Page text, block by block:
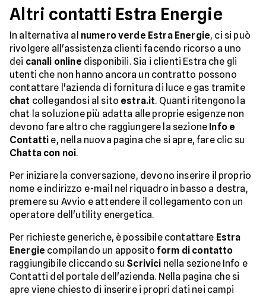
Altri contatti Estra Energie
In alternativa al numero verde Estra Energie, ci si può
rivolgere all'assistenza clienti facendo ricorso a uno
dei canali online disponibili. Sia i clienti Estra che gli
utenti che non hanno ancora un contratto possono
contattare l'azienda di fornitura di luce e gas tramite
chat collegandosi al sito estra.it. Quanti ritengono la
chat la soluzione più adatta alle proprie esigenze non
devono fare altro che raggiungere la sezione Info e
Contatti e, nella nuova pagina che si apre, fare clic su
Chatta con noi.
Per iniziare la conversazione, devono inserire il proprio
nome e indirizzo e-mail nel riquadro in basso a destra,
premere su Avvio e attendere il collegamento con un
operatore dell'utility energetica.
Per richieste generiche, è possibile contattare Estra
Energie compilando un apposito form di contatto
raggiungibile cliccando su Scrivici nella sezione Info e
Contatti del portale dell'azienda. Nella pagina che si
apre viene chiesto di inserire i propri dati nei campi